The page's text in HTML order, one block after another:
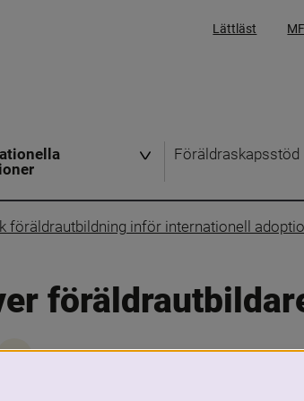
Lättläst
Föräldraskapsstöd
föräldrautbildning inför internationell
Dela